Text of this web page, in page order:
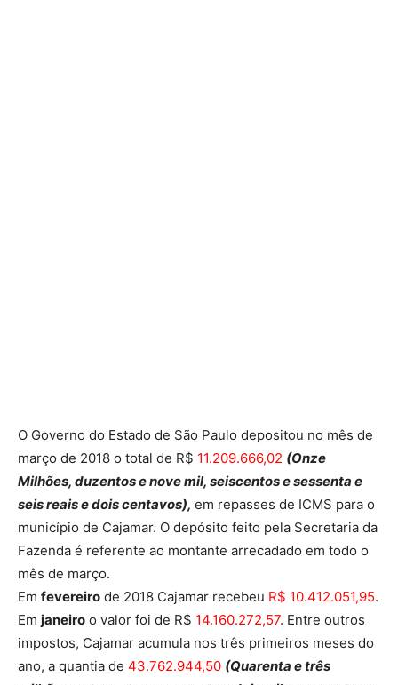
O Governo do Estado de São Paulo depositou no mês de
março de 2018 o total de R$ 11.209.666,02 (Onze
Milhões, duzentos e nove mil, seiscentos e sessenta e
seis reais e dois centavos), em repasses de ICMS para o
município de Cajamar. O depósito feito pela Secretaria da
Fazenda é referente ao montante arrecadado em todo o
mês de março.
Em fevereiro de 2018 Cajamar recebeu R$ 10.412.051,95.
Em janeiro o valor foi de R$ 14.160.272,57. Entre outros
impostos, Cajamar acumula nos três primeiros meses do
ano, a quantia de 43.762.944,50 (Quarenta e três